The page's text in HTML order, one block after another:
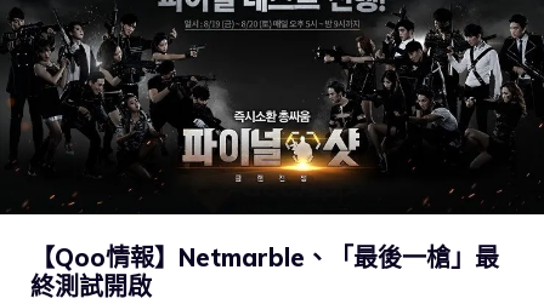
【Qoo情報】Netmarble、「最後一槍」最
終測試開啟